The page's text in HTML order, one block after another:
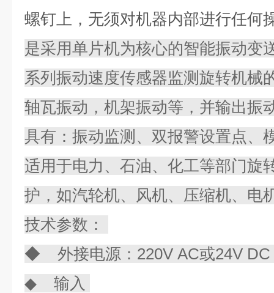
螺钉上，无须对机器内部进行任何
是采用单片机为核心的智能振动变
系列振动速度传感器监测旋转机械
轴瓦振动，机架振动等，并输出振
具有：振动监测、双报警设置点、
适用于电力、石油、化工等部门旋
护，如汽轮机、风机、压缩机、电
技术参数：
◆ 外接电源：220V AC或24V DC
◆ 输入